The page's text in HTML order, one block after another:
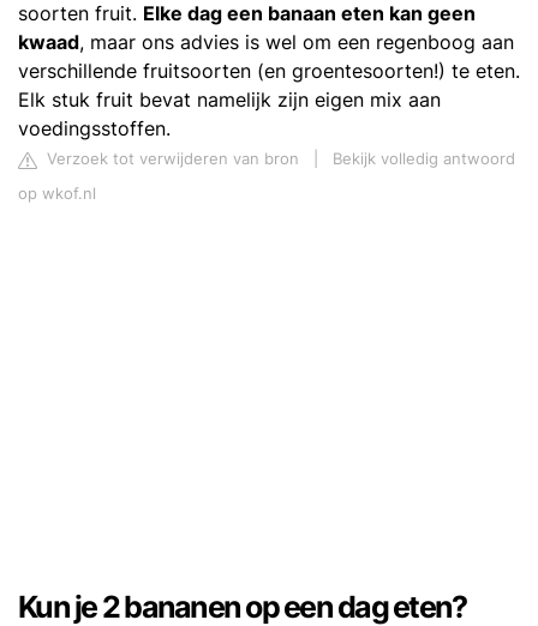
soorten fruit. Elke dag een banaan eten kan geen
kwaad, maar ons advies is wel om een regenboog aan
verschillende fruitsoorten (en groentesoorten!) te eten.
Elk stuk fruit bevat namelijk zijn eigen mix aan
voedingsstoffen.
Verzoek tot verwijderen van bron
Bekijk volledig antwoord
op wkof.nl
Kun je 2 bananen op een dag eten?